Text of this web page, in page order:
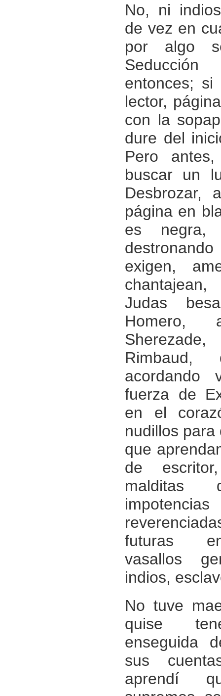
No, ni
de vez en
por algo
entonces;
lector,
con la
dure del
Pero
buscar un
Desbrozar,
página en
es negra,
exigen,
Judas
fuerza de
en el
nudillos
que
de
malditas
futuras
vasallos
indios,
No tuve
quise
enseguida
sus
aprendí